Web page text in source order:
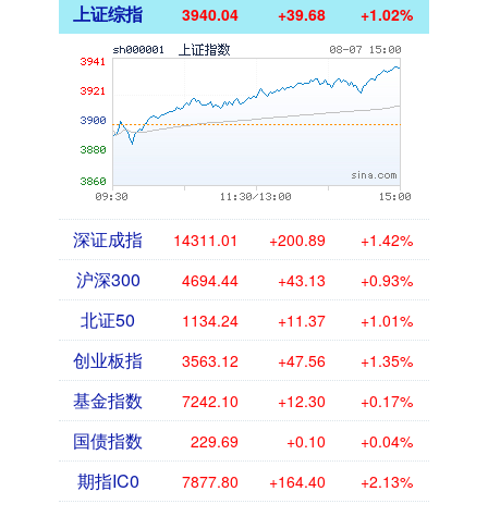
上证综指 3940.04 +39.68 +1.02%
深证成指 14311.01 +200.89 +1.42%
沪深300 4694.44 +43.13 +0.93%
北证50 1134.24 +11.37 +1.01%
创业板指 3563.12 +47.56 +1.35%
基金指数 7242.10 +12.30 +0.17%
国债指数 229.69 +0.10 +0.04%
期指IC0 7877.80 +164.40 +2.13%